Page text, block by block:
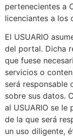
pertenecientes a
licenciantes a los
El USUARIO
del portal. Dicha
que fuese
servicios o
será responsable
sobre sus datos.
al USUARIO se
de la que será
un uso diligente,